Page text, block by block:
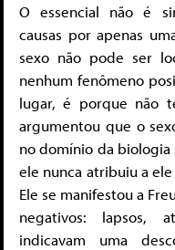
O essencial não é
causas por apenas
sexo não pode ser
nenhum fenômeno
lugar, é porque não
argumentou que o
no domínio da
ele nunca atribuiu a
Ele se manifestou a
negativos: lapsos,
indicavam uma